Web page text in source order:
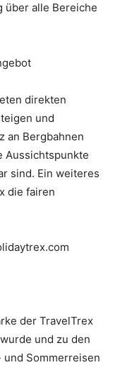
über alle Bereiche
direkten
und
an Bergbahnen
Aussichtspunkte
sind. Ein weiteres
die fairen
der TravelTrex
und zu den
Sommerreisen